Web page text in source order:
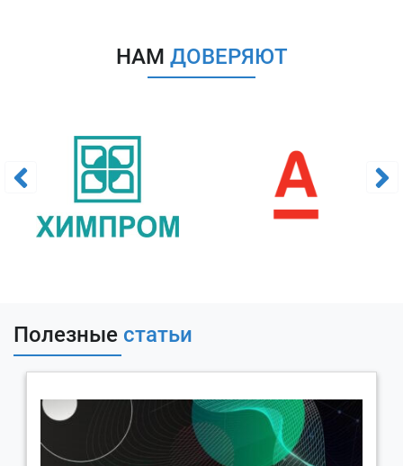
НАМ ДОВЕРЯЮТ
Полезные статьи